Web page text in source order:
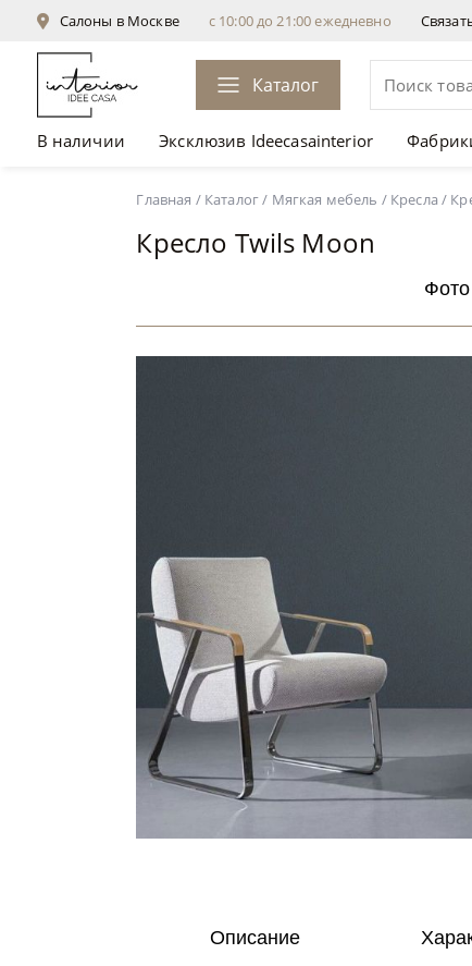
Салоны в Москве с 10:00 до 21:00 ежедневно
Каталог
В наличии Эксклюзив Ideecasainterior
Главная / Каталог/ Мягкая мебель / Кресла /
Кресло Twils Moon
Фото
Описание